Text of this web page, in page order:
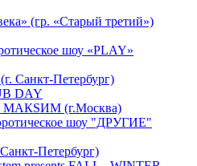
(гр. «Старый третий»)
шоу «PLAY»
Санкт-Петербург)
DAY
МАКSИМ (г.Москва)
шоу "ДРУГИЕ"
Петербург)